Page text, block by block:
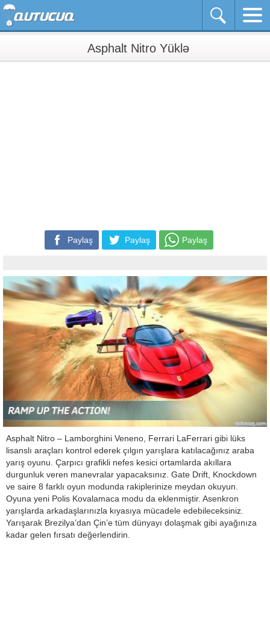
Asphalt Nitro Yüklə
Paylaş Paylaş Paylaş
Asphalt Nitro – Lamborghini Veneno, Ferrari LaFerrari gibi lüks
lisanslı araçları kontrol ederek çılgın yarışlara katılacağınız araba
yarış oyunu. Çarpıcı grafikli nefes kesici ortamlarda akıllara
durgunluk veren manevralar yapacaksınız. Gate Drift, Knockdown
ve saire 8 farklı oyun modunda rakiplerinize meydan okuyun.
Oyuna yeni Polis Kovalamaca modu da eklenmiştir. Asenkron
yarışlarda arkadaşlarınızla kıyasıya mücadele edebileceksiniz.
Yarışarak Brezilya’dan Çin’e tüm dünyayı dolaşmak gibi ayağınıza
kadar gelen fırsatı değerlendirin.